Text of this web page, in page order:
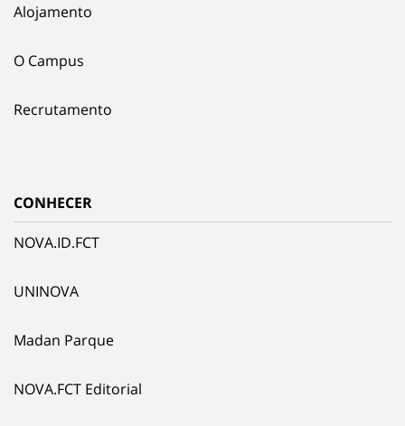
Alojamento
O Campus
Recrutamento
CONHECER
NOVA.ID.FCT
UNINOVA
Madan Parque
NOVA.FCT Editorial